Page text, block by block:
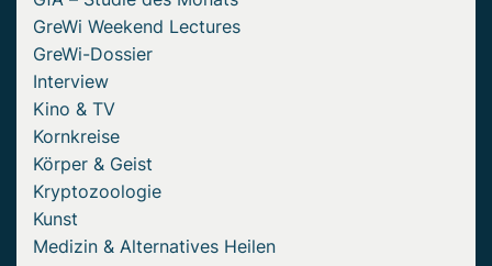
GreWi Weekend Lectures
GreWi-Dossier
Interview
Kino & TV
Kornkreise
Körper & Geist
Kryptozoologie
Kunst
Medizin & Alternatives Heilen